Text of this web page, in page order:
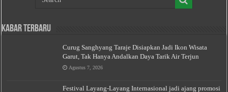
Kabar Terbaru
Curug Sanghyang Taraje Disiapkan Jadi Ikon Wisata
Garut, Tak Hanya Andalkan Daya Tarik Air Terjun
Agustus 7, 2026
Festival Layang-Layang Internasional jadi ajang promosi